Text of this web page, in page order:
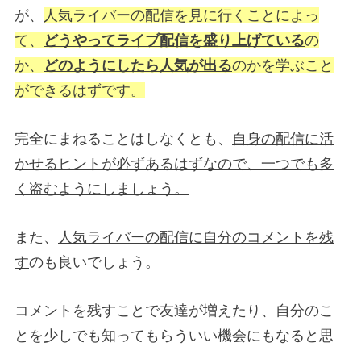
が、
人気ライバーの配信を見に行くことによっ
て、
どうやってライブ配信を盛り上げているの
か、
どのようにしたら人気が出るのかを学ぶこと
ができるはずです。
完全にまねることはしなくとも、 自身の配信に活
かせるヒントが必ずあるはずなので、一つでも多
く盗むようにしましょう。
また、
人気ライバーの配信に自分のコメントを残
すのも良いでしょう。
コメントを残すことで友達が増えたり、自分のこ
とを少しでも知ってもらういい機会にもなると思